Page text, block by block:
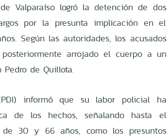
Valparaíso logró la detención de dos
por la presunta implicación en el
Según las autoridades, los acusados
arrojado el cuerpo a un
de Quillota.
informó que su labor policial ha
de los hechos, señalando hasta el
30 y 66 años, como los presuntos